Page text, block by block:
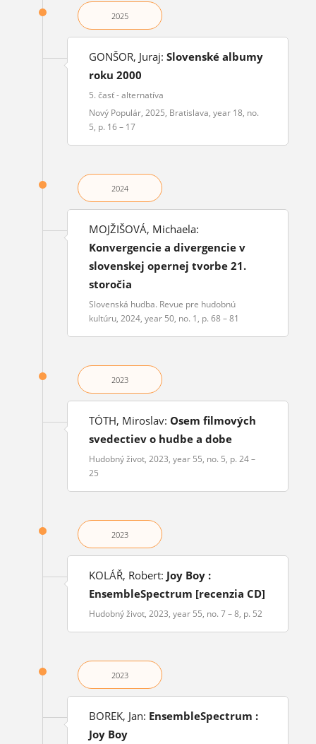
2025
GONŠOR, Juraj: Slovenské albumy
roku 2000
5. časť - alternatíva
Nový Populár, 2025, Bratislava, year 18, no.
5, p. 16 – 17
2024
MOJŽIŠOVÁ, Michaela:
Konvergencie a divergencie v
slovenskej opernej tvorbe 21.
storočia
Slovenská hudba. Revue pre hudobnú
kultúru, 2024, year 50, no. 1, p. 68 – 81
2023
TÓTH, Miroslav: Osem filmových
svedectiev o hudbe a dobe
Hudobný život, 2023, year 55, no. 5, p. 24 –
25
2023
KOLÁŘ, Robert: Joy Boy :
EnsembleSpectrum [recenzia CD]
Hudobný život, 2023, year 55, no. 7 – 8, p. 52
2023
BOREK, Jan: EnsembleSpectrum :
Joy Boy